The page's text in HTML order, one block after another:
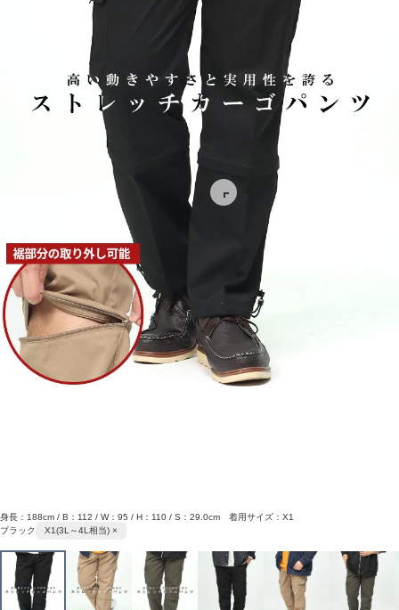
身長：188cm / B：112 / W：95 / H：110 / S：29.0cm 着用サイズ：X1
ブラック
X1(3L～4L相当) ×